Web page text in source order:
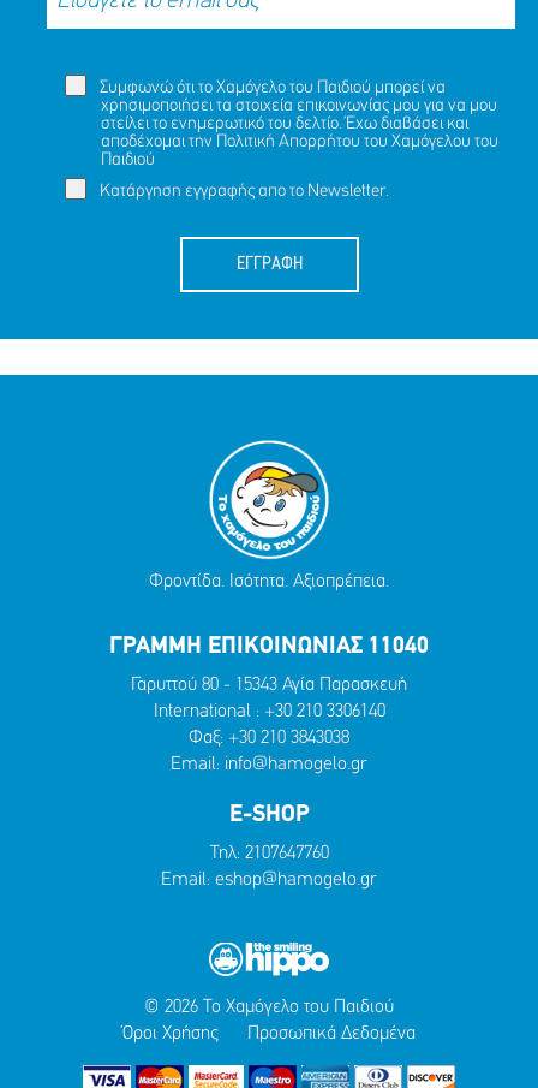
Συμφωνώ ότι το Χαμόγελο του Παιδιού μπορεί να
χρησιμοποιήσει τα στοιχεία επικοινωνίας μου για να μου
στείλει το ενημερωτικό του δελτίο. Έχω διαβάσει και
αποδέχομαι την Πολιτική Απορρήτου του Χαμόγελου του
Παιδιού
Κατάργηση εγγραφής απο το Newsletter.
ΕΓΓΡΑΦΗ
Φροντίδα. Ισότητα. Αξιοπρέπεια.
ΓΡΑΜΜΗ ΕΠΙΚΟΙΝΩΝΙΑΣ 11040
Γαρυττού 80 - 15343 Αγία Παρασκευή
International : +30 210 3306140
Φαξ: +30 210 3843038
Email: info@hamogelo.gr
E-SHOP
Τηλ: 2107647760
Email: eshop@hamogelo.gr
© 2026 Το Χαμόγελο του Παιδιού
Όροι Χρήσης
Προσωπικά Δεδομένα